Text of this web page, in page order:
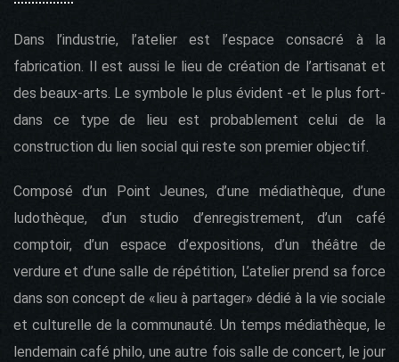
Dans l’industrie, l’atelier est l’espace consacré à la
fabrication. Il est aussi le lieu de création de l’artisanat et
des beaux-arts. Le symbole le plus évident -et le plus fort-
dans ce type de lieu est probablement celui de la
construction du lien social qui reste son premier objectif.
Composé d’un Point Jeunes, d’une médiathèque, d’une
ludothèque, d’un studio d’enregistrement, d’un café
comptoir, d’un espace d’expositions, d’un théâtre de
verdure et d’une salle de répétition, L’atelier prend sa force
dans son concept de «lieu à partager» dédié à la vie sociale
et culturelle de la communauté. Un temps médiathèque, le
lendemain café philo, une autre fois salle de concert, le jour